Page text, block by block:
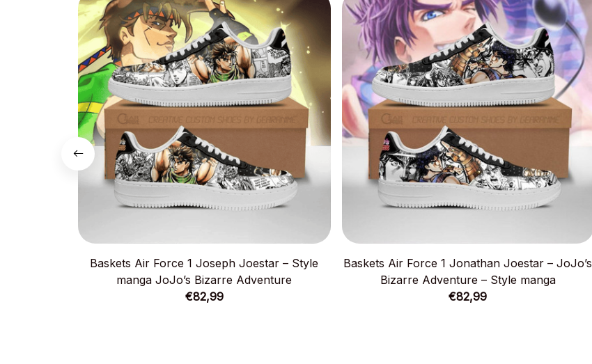
Baskets Air Force 1 Joseph Joestar – Style
manga JoJo’s Bizarre Adventure
€82,99
Baskets Air Force 1 Jonathan Joestar – JoJo’s
Bizarre Adventure – Style manga
€82,99